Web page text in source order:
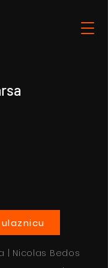
| Nicolas Bedos